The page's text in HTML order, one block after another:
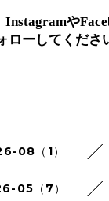
や
ローしてくださ
08（1）
05（7）